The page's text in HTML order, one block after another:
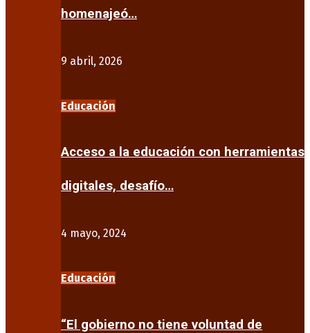
homenajeó…
9 abril, 2026
Educación
Acceso a la educación con herramientas
digitales, desafío…
4 mayo, 2024
Educación
“El gobierno no tiene voluntad de